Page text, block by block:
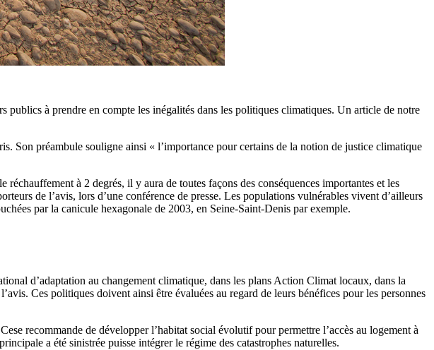
à prendre en compte les inégalités dans les politiques climatiques. Un article de notre
Son préambule souligne ainsi « l’importance pour certains de la notion de justice climatique
à 2 degrés, il y aura de toutes façons des conséquences importantes et les
de l’avis, lors d’une conférence de presse. Les populations vulnérables vivent d’ailleurs
par la canicule hexagonale de 2003, en Seine-Saint-Denis par exemple.
d’adaptation au changement climatique, dans les plans Action Climat locaux, dans la
Ces politiques doivent ainsi être évaluées au regard de leurs bénéfices pour les personnes
recommande de développer l’habitat social évolutif pour permettre l’accès au logement à
a été sinistrée puisse intégrer le régime des catastrophes naturelles.